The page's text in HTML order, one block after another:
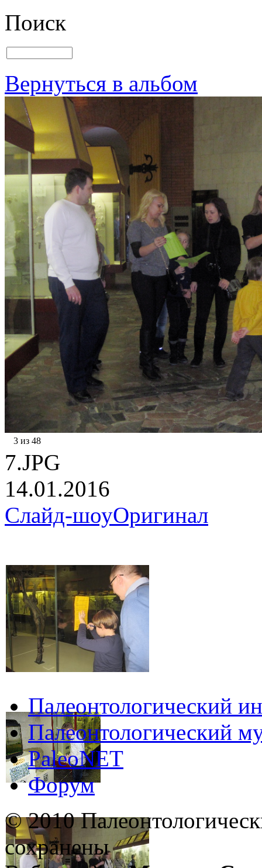
Поиск
Вернуться в альбом
3 из 48
7.JPG
14.01.2016
Слайд-шоуОригинал
Палеонтологический
Палеонтологический
PaleoNET
Форум
© 2010
сохранены